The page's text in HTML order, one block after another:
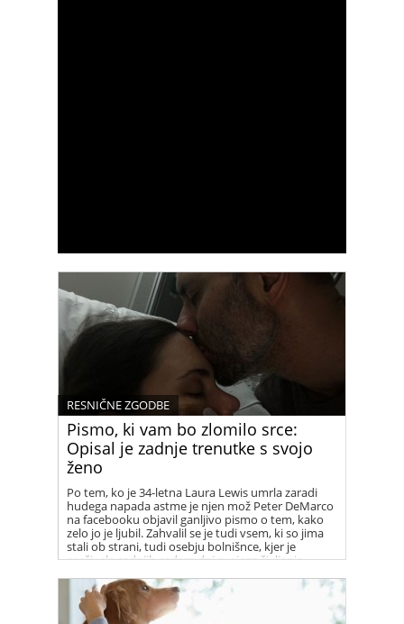
Pismo, ki vam bo zlomilo srce:
Opisal je zadnje trenutke s svojo
ženo
RESNIČNE ZGODBE
Po tem, ko je 34-letna Laura Lewis umrla zaradi
hudega napada astme je njen mož Peter DeMarco
na facebooku objavil ganljivo pismo o tem, kako
zelo jo je ljubil. Zahvalil se je tudi vsem, ki so jima
stali ob strani, tudi osebju bolnišnce, kjer je
preživela zadnjih sedem dni svojega življenja.